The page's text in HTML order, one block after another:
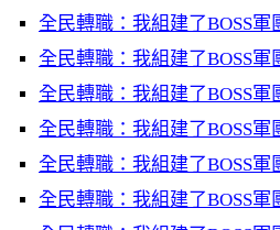
全民轉職：我組建了BOSS軍
全民轉職：我組建了BOSS軍
全民轉職：我組建了BOSS軍
全民轉職：我組建了BOSS軍
全民轉職：我組建了BOSS軍
全民轉職：我組建了BOSS軍